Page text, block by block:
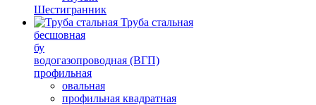
Шестигранник
Труба стальная
бесшовная
бу
водогазопроводная (ВГП)
профильная
овальная
профильная квадратная